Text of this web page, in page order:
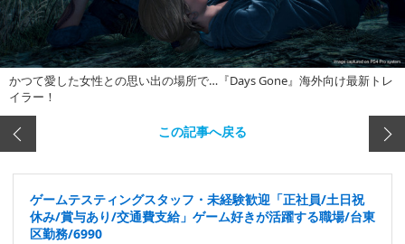
かつて愛した女性との思い出の場所で…『Days Gone』海外向け最新トレ
イラー！
この記事へ戻る
ゲームテスティングスタッフ・未経験歓迎「正社員/土日祝
休み/賞与あり/交通費支給」ゲーム好きが活躍する職場/台東
区勤務/6990